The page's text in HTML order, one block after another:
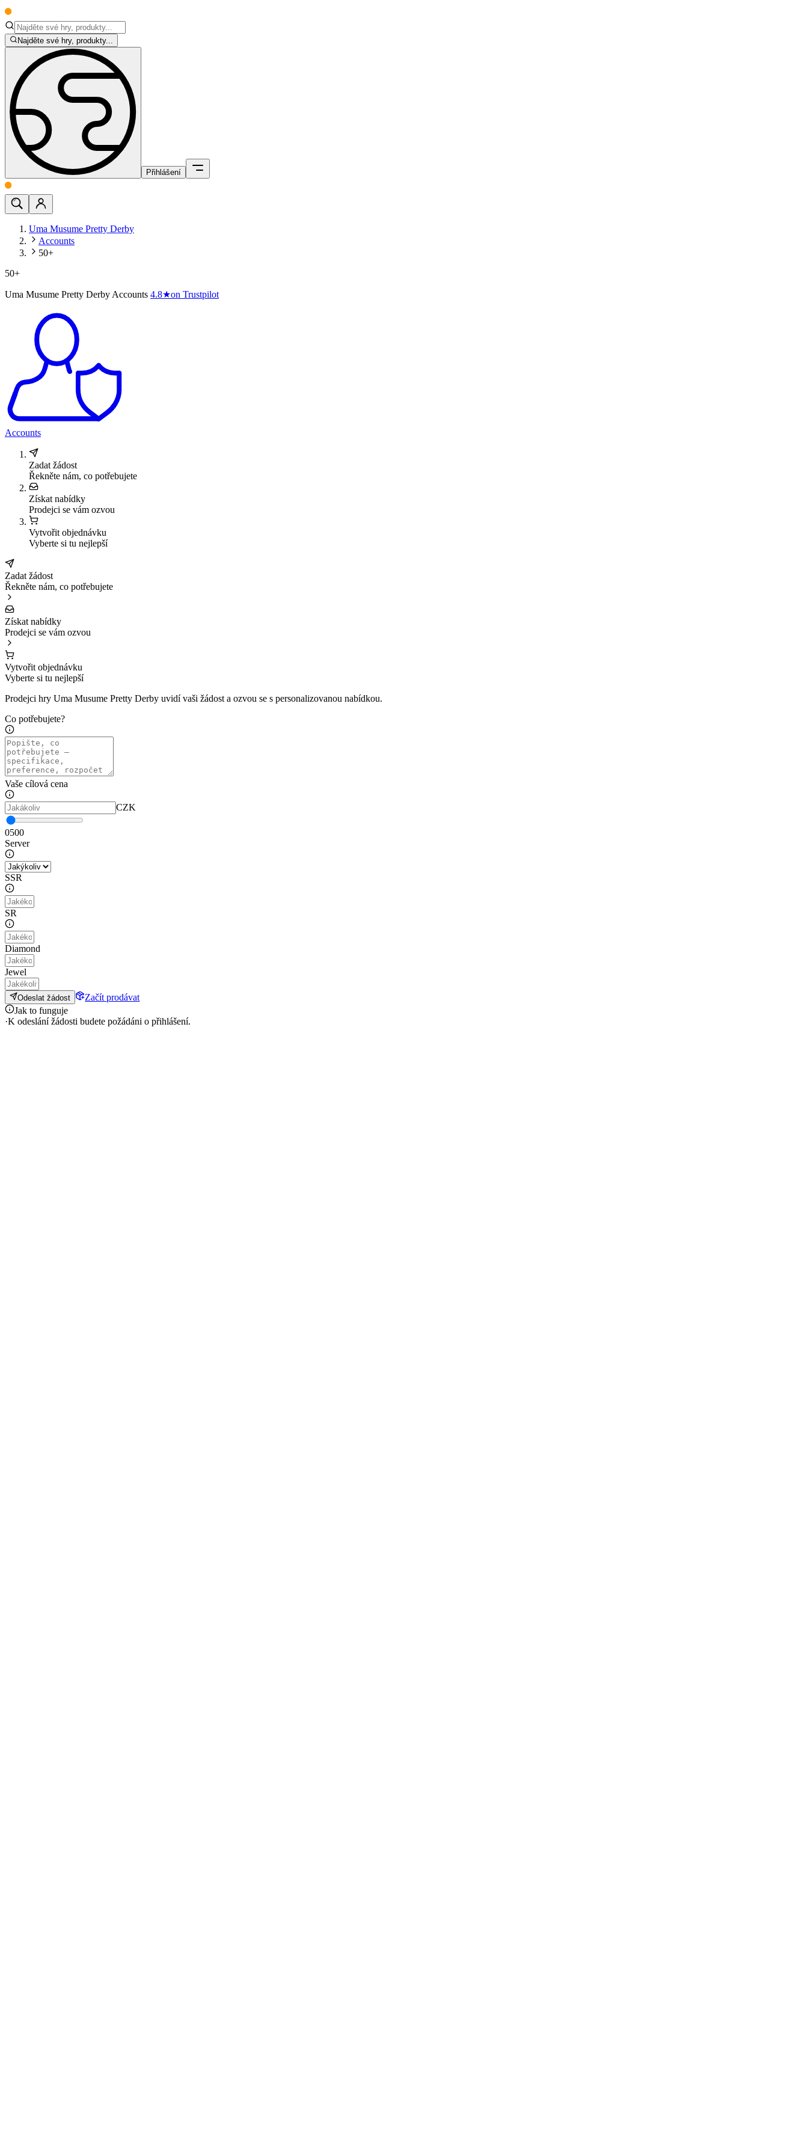
Najděte své hry, produkty...
Přihlášení
Uma Musume Pretty Derby
Accounts
50+
50+
Uma Musume Pretty Derby Accounts 4.8★on Trustpilot
Accounts
Zadat žádost
Řekněte nám, co potřebujete
Získat nabídky
Prodejci se vám ozvou
Vytvořit objednávku
Vyberte si tu nejlepší
Zadat žádost
Řekněte nám, co potřebujete
Získat nabídky
Prodejci se vám ozvou
Vytvořit objednávku
Vyberte si tu nejlepší
Prodejci hry Uma Musume Pretty Derby uvidí vaši žádost a ozvou se s personalizovanou nabídkou.
Co potřebujete?
Vaše cílová cena
CZK
0500
Server
SSR
SR
Diamond
Jewel
Odeslat žádost
Začít prodávat
Jak to funguje
·K odeslání žádosti budete požádáni o přihlášení.